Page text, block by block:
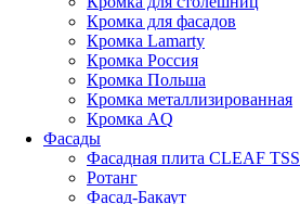
Кромка для фасадов
Кромка Lamarty
Кромка Россия
Кромка Польша
Кромка металлизированная
Кромка AQ
Фасады
Фасадная плита CLEAF TSS
Ротанг
Фасад-Бакаут